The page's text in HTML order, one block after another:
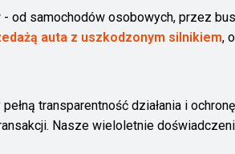
od samochodów osobowych, przez
auta z uszkodzonym silnikiem,
transparentność działania i
Nasze wieloletnie